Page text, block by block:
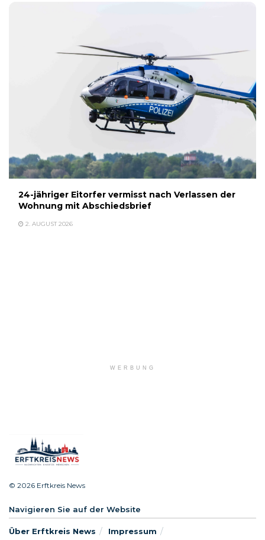
24-jähriger Eitorfer vermisst nach Verlassen der
Wohnung mit Abschiedsbrief
2. AUGUST 2026